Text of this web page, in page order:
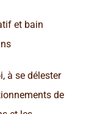
et bain
à se délester
de